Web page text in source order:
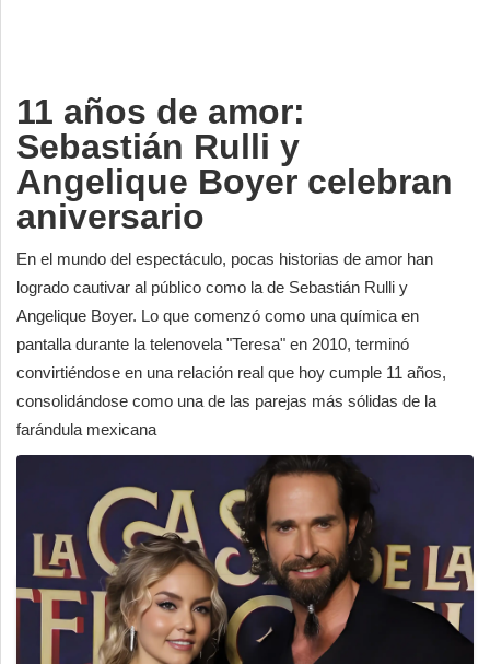
11 años de amor:
Sebastián Rulli y
Angelique Boyer celebran
aniversario
En el mundo del espectáculo, pocas historias de amor han
logrado cautivar al público como la de Sebastián Rulli y
Angelique Boyer. Lo que comenzó como una química en
pantalla durante la telenovela "Teresa" en 2010, terminó
convirtiéndose en una relación real que hoy cumple 11 años,
consolidándose como una de las parejas más sólidas de la
farándula mexicana